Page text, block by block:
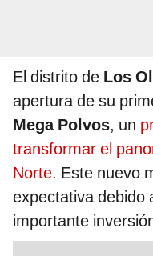
El distrito de Los
apertura de su
Mega Polvos, un
transformar el
Norte. Este nuevo
expectativa debido
importante